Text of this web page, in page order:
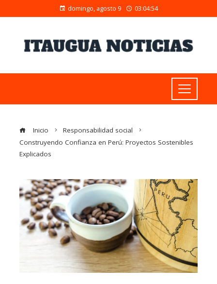
domingo, agosto 9 03:04:56
Inicio
Responsabilidad social
Construyendo Confianza en Perú: Proyectos Sostenibles
Explicados